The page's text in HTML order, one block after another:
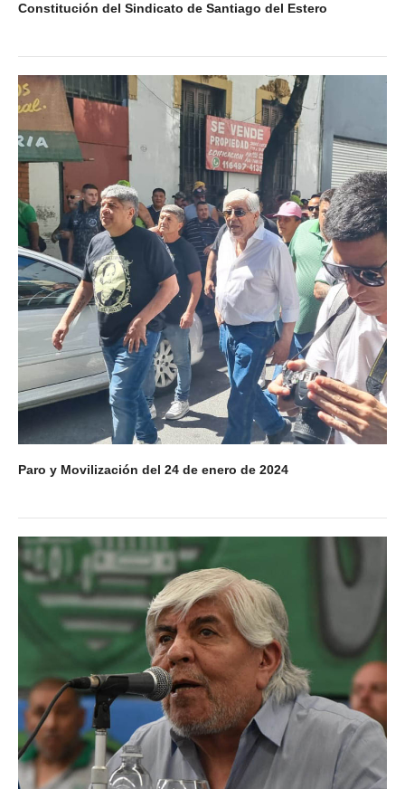
Constitución del Sindicato de Santiago del Estero
Paro y Movilización del 24 de enero de 2024